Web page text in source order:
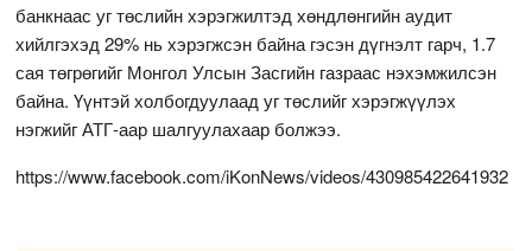
банкнаас уг төслийн хэрэгжилтэд хөндлөнгийн аудит
хийлгэхэд 29% нь хэрэгжсэн байна гэсэн дүгнэлт гарч, 1.7
сая төгрөгийг Монгол Улсын Засгийн газраас нэхэмжилсэн
байна. Үүнтэй холбогдуулаад уг төслийг хэрэгжүүлэх
нэгжийг АТГ-аар шалгуулахаар болжээ.
https://www.facebook.com/iKonNews/videos/430985422641932